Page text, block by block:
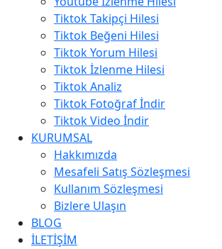
Tiktok Takipçi Hilesi
Tiktok Beğeni Hilesi
Tiktok Yorum Hilesi
Tiktok İzlenme Hilesi
Tiktok Analiz
Tiktok Fotoğraf İndir
Tiktok Video İndir
KURUMSAL
Hakkımızda
Mesafeli Satış Sözleşmesi
Kullanım Sözleşmesi
Bizlere Ulaşın
BLOG
İLETİŞİM